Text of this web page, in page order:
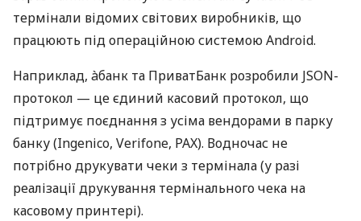
термінали відомих світових виробників, що
працюють під операційною системою Android.
Наприклад, àбанк та ПриватБанк розробили JSON-
протокол — це єдиний касовий протокол, що
підтримує поєднання з усіма вендорами в парку
банку (Ingenico, Verifone, PAX). Водночас не
потрібно друкувати чеки з термінала (у разі
реалізації друкування термінального чека на
касовому принтері).